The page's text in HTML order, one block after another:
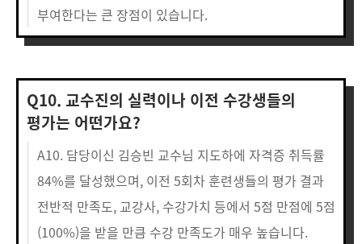
부여한다는 큰 장점이 있습니다.
Q10. 교수진의 실력이나 이전 수강생들의
평가는 어떤가요?
A10. 담당이신 김승빈 교수님 지도하에 자격증 취득률
84%를 달성했으며, 이전 5회차 훈련생들의 평가 결과
전반적 만족도, 교강사, 수강가치 등에서 5점 만점에 5점
(100%)을 받을 만큼 수강 만족도가 매우 높습니다.